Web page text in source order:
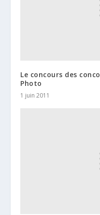
Le concours des
Photo
1 juin 2011